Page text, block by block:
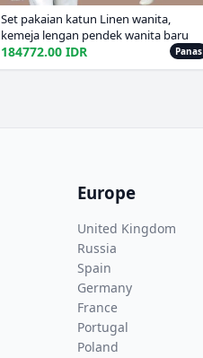
Set pakaian katun Linen wanita,
kemeja lengan pendek wanita baru
2025, celana sembilan poin dua
potong L658
184772.00 IDR Panas
Europe
United Kingdom
Russia
Spain
Germany
France
Portugal
Poland